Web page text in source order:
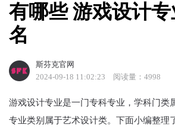
有哪些 游戏设计
名
斯芬克官网
2024-09-18 11:02:23
阅读量：4998
游戏设计专业是一门专科专业，学科门类
专业类别属于艺术设计类。下面小编整理